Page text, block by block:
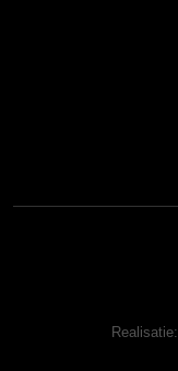
Realisatie: